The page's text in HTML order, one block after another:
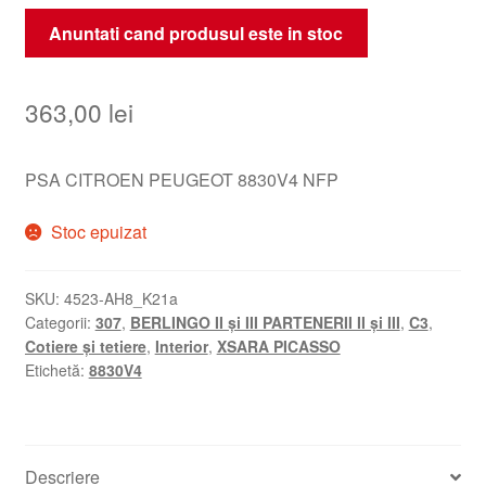
Anuntati cand produsul este in stoc
363,00 lei
PSA CITROEN PEUGEOT 8830V4 NFP
Stoc epuizat
SKU: 4523-AH8_K21a
Categorii: 307, BERLINGO II și III PARTENERII II și III, C3,
Cotiere și tetiere, Interior, XSARA PICASSO
Etichetă: 8830V4
Descriere